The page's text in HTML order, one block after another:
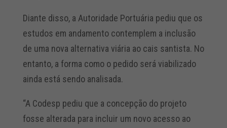
Diante disso, a Autoridade Portuária pediu que os
estudos em andamento contemplem a inclusão
de uma nova alternativa viária ao cais santista. No
entanto, a forma como o pedido será viabilizado
ainda está sendo analisada.
“A Codesp pediu que a concepção do projeto
fosse alterada para incluir um novo acesso ao